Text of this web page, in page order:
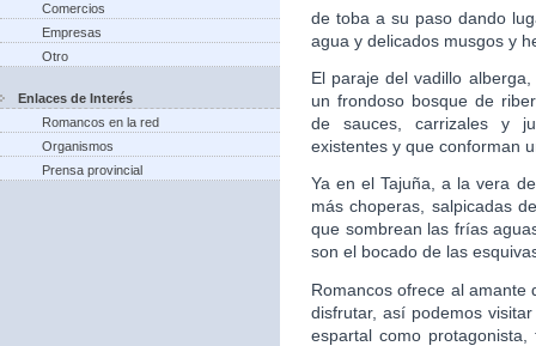
Comercios
Empresas
Otro
Enlaces de Interés
Romancos en la red
Organismos
Prensa provincial
de toba a su paso dando
agua y delicados musgos y
El paraje del vadillo
un frondoso bosque de
de sauces, carrizales y
existentes y que conforman
Ya en el Tajuña, a la vera
más choperas, salpicadas
que sombrean las frías
son el bocado de las
Romancos ofrece al amante
disfrutar, así podemos
espartal como